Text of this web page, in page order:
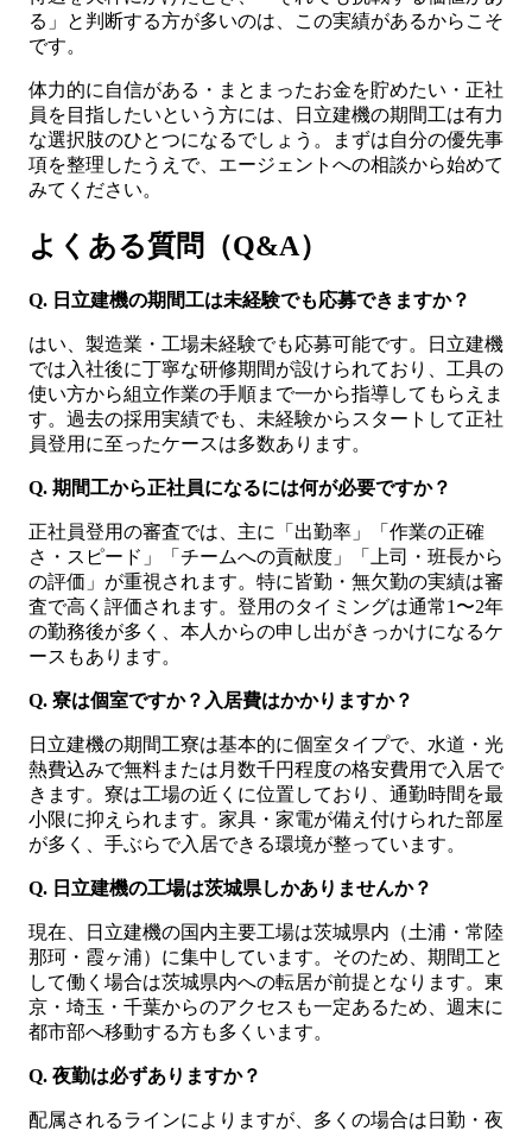
る」と判断する方が多いのは、この実績があるからこそ
です。
体力的に自信がある・まとまったお金を貯めたい・正社
員を目指したいという方には、日立建機の期間工は有力
な選択肢のひとつになるでしょう。まずは自分の優先事
項を整理したうえで、エージェントへの相談から始めて
みてください。
よくある質問（Q&A）
Q. 日立建機の期間工は未経験でも応募できますか？
はい、製造業・工場未経験でも応募可能です。日立建機
では入社後に丁寧な研修期間が設けられており、工具の
使い方から組立作業の手順まで一から指導してもらえま
す。過去の採用実績でも、未経験からスタートして正社
員登用に至ったケースは多数あります。
Q. 期間工から正社員になるには何が必要ですか？
正社員登用の審査では、主に「出勤率」「作業の正確
さ・スピード」「チームへの貢献度」「上司・班長から
の評価」が重視されます。特に皆勤・無欠勤の実績は審
査で高く評価されます。登用のタイミングは通常1〜2年
の勤務後が多く、本人からの申し出がきっかけになるケ
ースもあります。
Q. 寮は個室ですか？入居費はかかりますか？
日立建機の期間工寮は基本的に個室タイプで、水道・光
熱費込みで無料または月数千円程度の格安費用で入居で
きます。寮は工場の近くに位置しており、通勤時間を最
小限に抑えられます。家具・家電が備え付けられた部屋
が多く、手ぶらで入居できる環境が整っています。
Q. 日立建機の工場は茨城県しかありませんか？
現在、日立建機の国内主要工場は茨城県内（土浦・常陸
那珂・霞ヶ浦）に集中しています。そのため、期間工と
して働く場合は茨城県内への転居が前提となります。東
京・埼玉・千葉からのアクセスも一定あるため、週末に
都市部へ移動する方も多くいます。
Q. 夜勤は必ずありますか？
配属されるラインによりますが、多くの場合は日勤・夜